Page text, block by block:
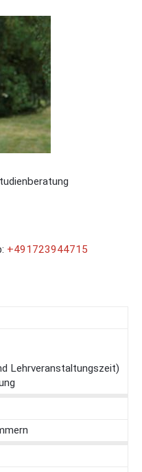
+491723944715
Lehrveranstaltungszeit)